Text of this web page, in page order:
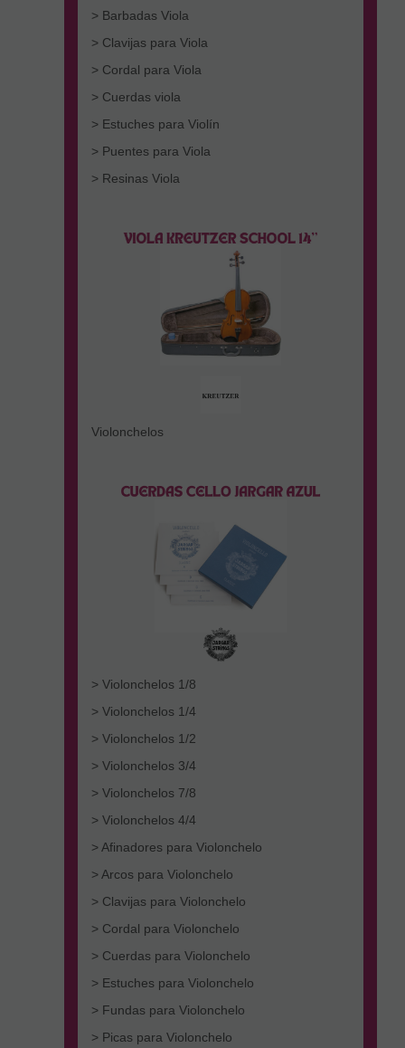
> Barbadas Viola
> Clavijas para Viola
> Cordal para Viola
> Cuerdas viola
> Estuches para Violín
> Puentes para Viola
> Resinas Viola
Violonchelos
> Violonchelos 1/8
> Violonchelos 1/4
> Violonchelos 1/2
> Violonchelos 3/4
> Violonchelos 7/8
> Violonchelos 4/4
> Afinadores para Violonchelo
> Arcos para Violonchelo
> Clavijas para Violonchelo
> Cordal para Violonchelo
> Cuerdas para Violonchelo
> Estuches para Violonchelo
> Fundas para Violonchelo
> Picas para Violonchelo